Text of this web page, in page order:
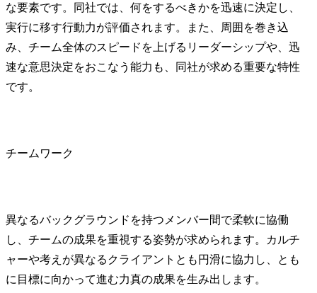
な要素です。同社では、何をするべきかを迅速に決定し、
実行に移す行動力が評価されます。また、周囲を巻き込
み、チーム全体のスピードを上げるリーダーシップや、迅
速な意思決定をおこなう能力も、同社が求める重要な特性
です。
チームワーク
異なるバックグラウンドを持つメンバー間で柔軟に協働
し、チームの成果を重視する姿勢が求められます。カルチ
ャーや考えが異なるクライアントとも円滑に協力し、とも
に目標に向かって進む力真の成果を生み出します。